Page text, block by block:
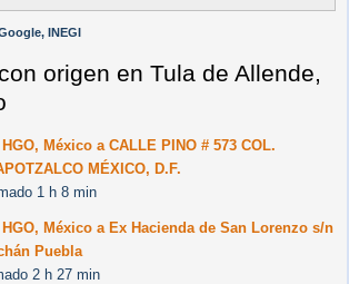
INEGI
origen en Tula de Allende,
México a CALLE PINO # 573 COL.
MÉXICO, D.F.
1 h 8 min
México a Ex Hacienda de San Lorenzo s/n
Puebla
2 h 27 min